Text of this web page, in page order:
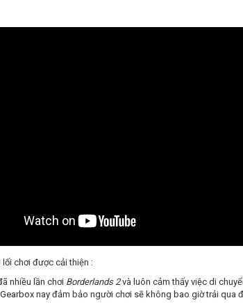
chơi được cải thiện :
nhiều lần chơi Borderlands 2và luôn cảm thấy việc di
Gearbox nay đảm bảo người chơi sẽ không bao giờ trải qua